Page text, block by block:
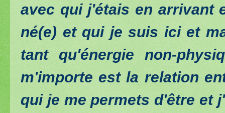
avec qui j'étais en arrivant
né(e) et qui je suis ici et
tant qu'énergie non-
m'importe est la relation
qui je me permets d'être et